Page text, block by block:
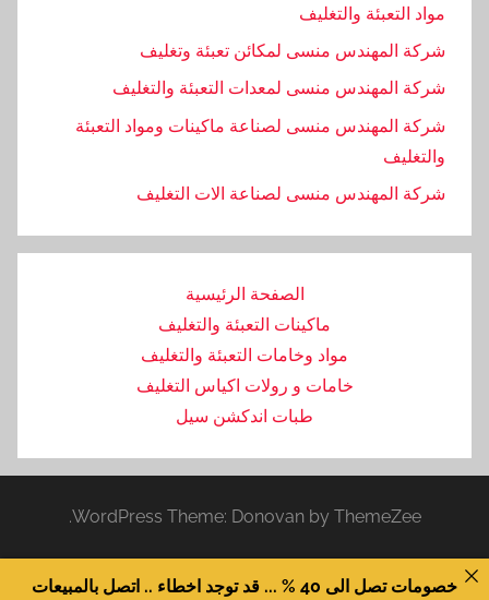
مواد التعبئة والتغليف
شركة المهندس منسى لمكائن تعبئة وتغليف
شركة المهندس منسى لمعدات التعبئة والتغليف
شركة المهندس منسى لصناعة ماكينات ومواد التعبئة
والتغليف
‏شركة المهندس منسى لصناعة الات التغليف
الصفحة الرئيسية
ماكينات التعبئة والتغليف
مواد وخامات التعبئة والتغليف
خامات و رولات اكياس التغليف
طبات اندكشن سيل
WordPress Theme: Donovan by ThemeZee.
خصومات تصل الى 40 % ... قد توجد اخطاء .. اتصل بالمبيعات